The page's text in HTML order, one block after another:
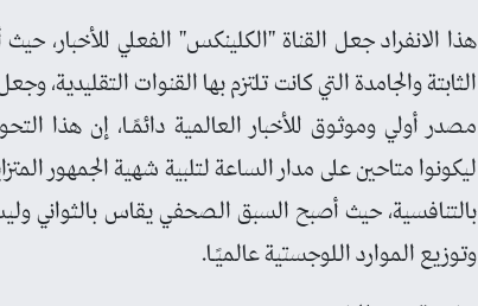
هذا الانفراد جعل القناة "الكلينكس" الفعلي للأخبار،
الثابتة والجامدة التي كانت تلتزم بها القنوات
مصدر أولي وموثوق للأخبار العالمية دائمًـا، إن
ليكونوا متاحين على مدار الساعة لتلبية شهية الجمهور
بالتنافسية، حيث أصبح السبق الصحفي يقاس بالثواني
وتوزيع الموارد اللوجستية عالميًـا.